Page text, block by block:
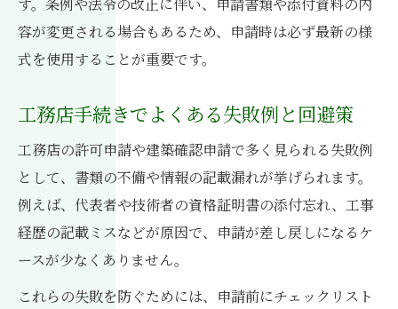
す。条例や法令の改正に伴い、申請書類や添付資料の内
容が変更される場合もあるため、申請時は必ず最新の様
式を使用することが重要です。
工務店手続きでよくある失敗例と回避策
工務店の許可申請や建築確認申請で多く見られる失敗例
として、書類の不備や情報の記載漏れが挙げられます。
例えば、代表者や技術者の資格証明書の添付忘れ、工事
経歴の記載ミスなどが原因で、申請が差し戻しになるケ
ースが少なくありません。
これらの失敗を防ぐためには、申請前にチェックリスト